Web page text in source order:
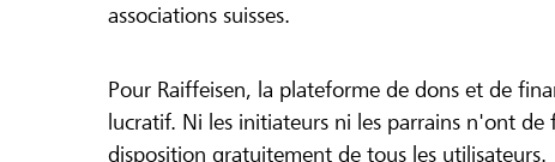
associations suisses.
Pour Raiffeisen, la plateforme de dons et de
lucratif. Ni les initiateurs ni les parrains n'ont
disposition gratuitement de tous les utilisateurs.